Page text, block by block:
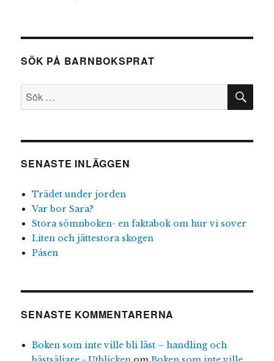
läxa
SÖK PÅ BARNBOKSPRAT
Sök
SENASTE INLÄGGEN
Trädet under jorden
Var bor Sara?
Stora sömnboken- en faktabok om hur vi sover
Liten och jättestora skogen
Påsen
SENASTE KOMMENTARERNA
Boken som inte ville bli läst – handling och